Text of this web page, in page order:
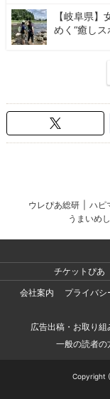
【岐阜県
めく“癒し
ウレぴあ総研 ハピ
うまいめし
チケットぴあ
会社案内
プライバシ
広告出稿・お取り
一般の読者の
Copyright